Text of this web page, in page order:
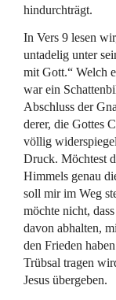
hindurchträgt.
In Vers 9 lesen
untadelig unter
mit Gott.“ Welch
war ein
Abschluss der
derer, die Gottes
völlig
Druck. Möchtest
Himmels genau
soll mir im Weg
möchte nicht,
davon abhalten,
den Frieden
Trübsal tragen
Jesus übergeben.